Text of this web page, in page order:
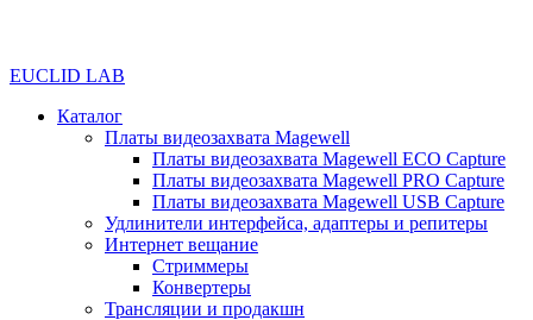
EUCLID LAB
Каталог
Платы видеозахвата Magewell
Платы видеозахвата Magewell ECO Capture
Платы видеозахвата Magewell PRO Capture
Платы видеозахвата Magewell USB Capture
Удлинители интерфейса, адаптеры и репитеры
Интернет вещание
Стриммеры
Конвертеры
Трансляции и продакшн